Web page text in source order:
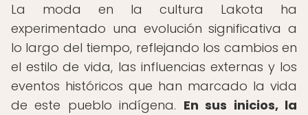
La moda en la cultura Lakota ha
experimentado una evolución significativa a
lo largo del tiempo, reflejando los cambios en
el estilo de vida, las influencias externas y los
eventos históricos que han marcado la vida
de este pueblo indígena. En sus inicios, la